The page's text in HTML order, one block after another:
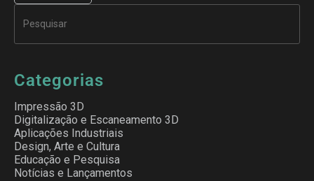
Categorias
Impressão 3D
Digitalização e Escaneamento 3D
Aplicações Industriais
Design, Arte e Cultura
Educação e Pesquisa
Notícias e Lançamentos